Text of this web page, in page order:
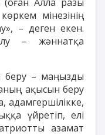
мінезінің
– деген екен.
– жәннатқа
беру – маңызды
ақысын беру
адамгершілікке,
үйретіп, елі
азамат